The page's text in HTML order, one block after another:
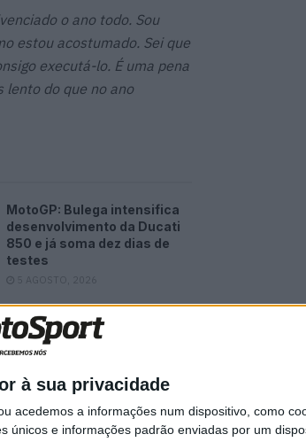
à sua privacidade
acedemos a informações num dispositivo, como
únicos e informações padrão enviadas por um
o ano todo. Sou
estou acostumado. Sei que
executá-lo. É uma pena
lento do que no ano
MotoGP: Bulega intensifica
desenvolvimento da Ducati
850 e já soma dez dias de
testes
5 AGOSTO, 2026